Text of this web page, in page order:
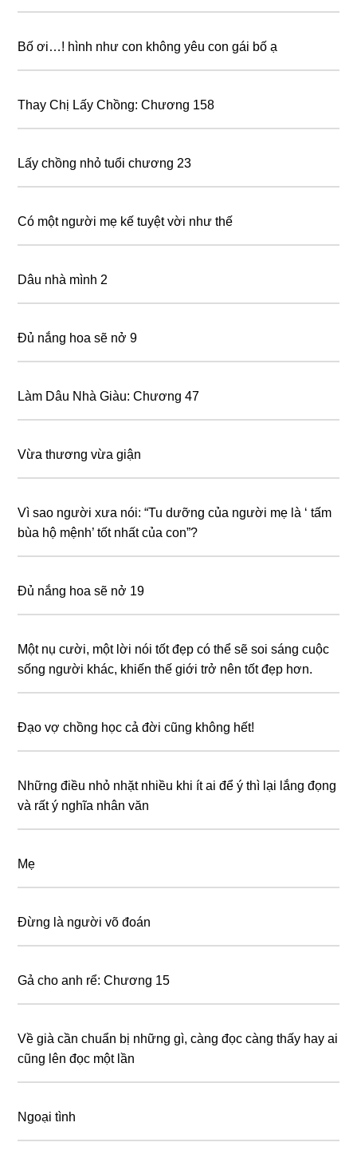
Bố ơi…! hình như con không yêu con gái bố ạ
Thay Chị Lấy Chồng: Chương 158
Lấy chồng nhỏ tuổi chương 23
Có một người mẹ kế tuyệt vời như thế
Dâu nhà mình 2
Đủ nắng hoa sẽ nở 9
Làm Dâu Nhà Giàu: Chương 47
Vừa thương vừa giận
Vì sao người xưa nói: “Tu dưỡng của người mẹ là ‘ tấm
bùa hộ mệnh’ tốt nhất của con”?
Đủ nắng hoa sẽ nở 19
Một nụ cười, một lời nói tốt đẹp có thể sẽ soi sáng cuộc
sống người khác, khiến thế giới trở nên tốt đẹp hơn.
Đạo vợ chồng học cả đời cũng không hết!
Những điều nhỏ nhặt nhiều khi ít ai để ý thì lại lắng đọng
và rất ý nghĩa nhân văn
Mẹ
Đừng là người võ đoán
Gả cho anh rể: Chương 15
Về già cần chuẩn bị những gì, càng đọc càng thấy hay ai
cũng lên đọc một lần
Ngoại tình